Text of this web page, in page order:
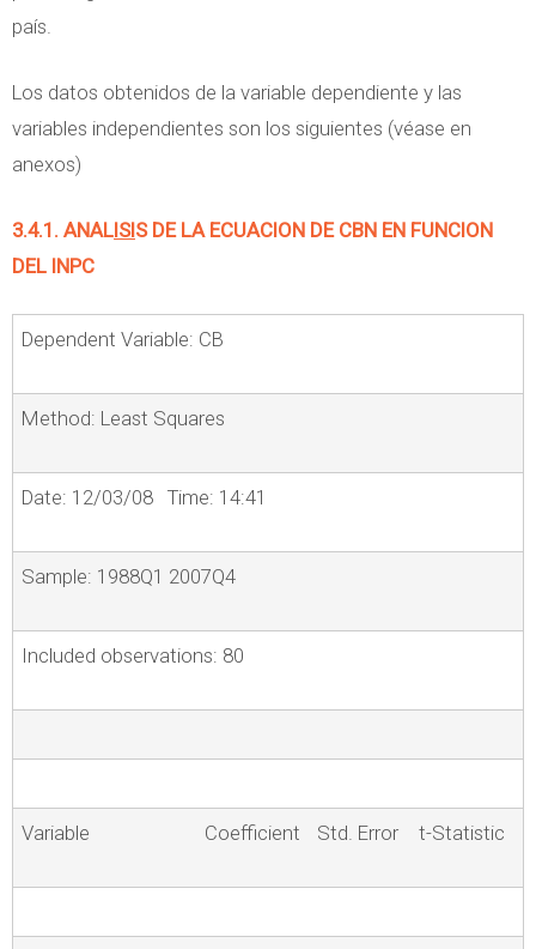
país.
Los datos obtenidos de la variable dependiente y las
variables independientes son los siguientes (véase en
anexos)
3.4.1. ANALISIS DE LA ECUACION DE CBN EN FUNCION
DEL INPC
Dependent Variable: CB
Method: Least Squares
Date: 12/03/08 Time: 14:41
Sample: 1988Q1 2007Q4
Included observations: 80
Variable Coefficient Std. Error t-Statistic